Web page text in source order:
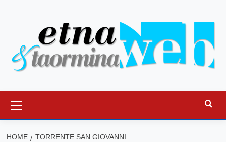
principale
HOME TORRENTE SAN GIOVANNI